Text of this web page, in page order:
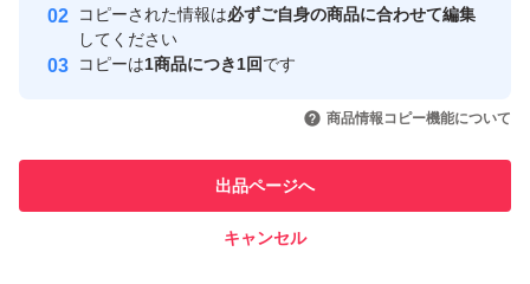
取引実績
引を完了させた実績があります
での取引実績があります
コピーされた情報は必ずご自身の商品に合わせて編集
してください
コピーは1商品につき1回です
商品情報コピー機能について
出品ページへ
キャンセル